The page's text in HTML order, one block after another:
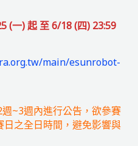
(一) 起 至6/18 (四) 23:59
main/esunrobot-
~3週內進行公告，欲參賽
之全日時間，避免影響與